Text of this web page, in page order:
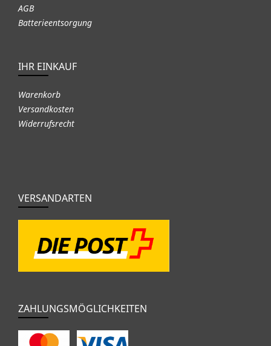
AGB
Batterieentsorgung
IHR EINKAUF
Warenkorb
Versandkosten
Widerrufsrecht
VERSANDARTEN
ZAHLUNGSMÖGLICHKEITEN